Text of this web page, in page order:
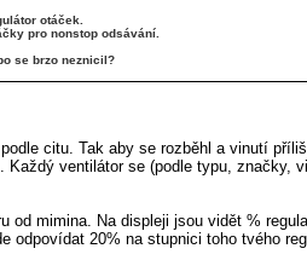
otáček.
pro nonstop odsávání.
se brzo neznicil?
citu. Tak aby se rozběhl a vinutí
ventilátor se (podle typu, značky,
od mimina. Na displeji jsou vidět %
odpovídat 20% na stupnici toho tvého